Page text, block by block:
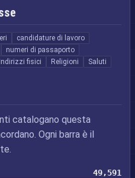
candidature di lavoro
numeri di passaporto
Indirizzi fisici Religioni Saluti
catalogano questa
Ogni barra è il
49,591